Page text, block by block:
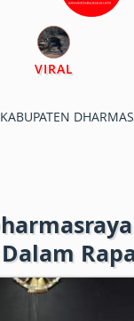
VIRAL
KABUPATEN